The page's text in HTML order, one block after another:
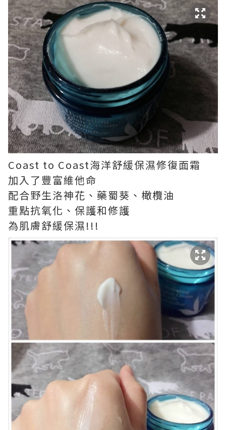
Coast to Coast海洋舒緩保濕修復面霜
加入了豐富維他命
配合野生洛神花、藥蜀葵、橄欖油
重點抗氧化、保護和修護
為肌膚舒緩保濕!!!